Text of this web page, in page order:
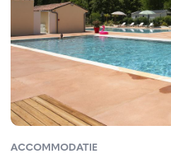
ACCOMMODATIE